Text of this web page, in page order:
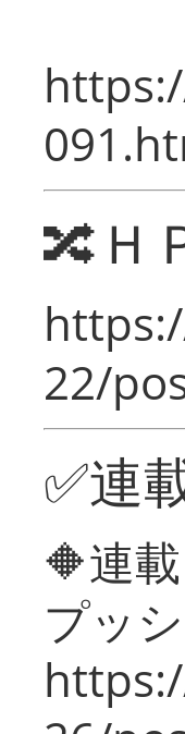
🔀Ｈ
22/
✅連
🔶連
プッ